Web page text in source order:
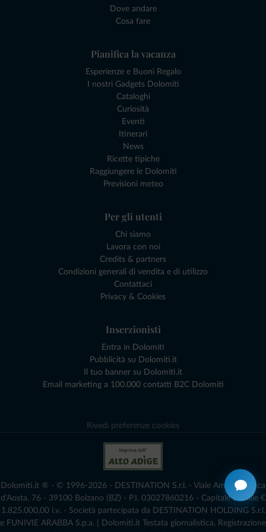
Dove andare
Cosa fare
Pianifica la vacanza
Esperienze e Buoni Regalo
I nostri Gadgets Dolomiti
Cataloghi
Curiosità
Eventi
Itinerari
News
Ricette tipiche
Raggiungere le Dolomiti
Previsioni meteo
Per gli utenti
Chi siamo
Lavora con noi
Credits & partners
Condizioni generali di vendita e di utilizzo
Contattaci
Privacy & Cookies
Inserzionisti
Entra in Dolomiti
Pubblicità su Dolomiti.it
Il tuo banner su Dolomiti.it
Email marketing a 100.000 contatti B2C Dolomiti
Rivedi preferenze cookies
Dolomiti.it ® - © 1996-2026 - DESTINATION S.r.l. - Viale Amedeo Duca
d'Aosta, 76 - 39100 Bolzano (BZ) - P.I. 03027860216 - Capitale Sociale €
1.825.000,00 i.v. - Società partecipata da DESTINATION HOLDING S.r.l.
e FUNIVIE ARABBA S.p.a. | Dolomiti.it Testata giornalistica. Registrazione